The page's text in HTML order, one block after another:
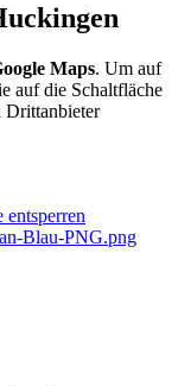
Maps. Um auf
auf die Schaltfläche
Drittanbieter